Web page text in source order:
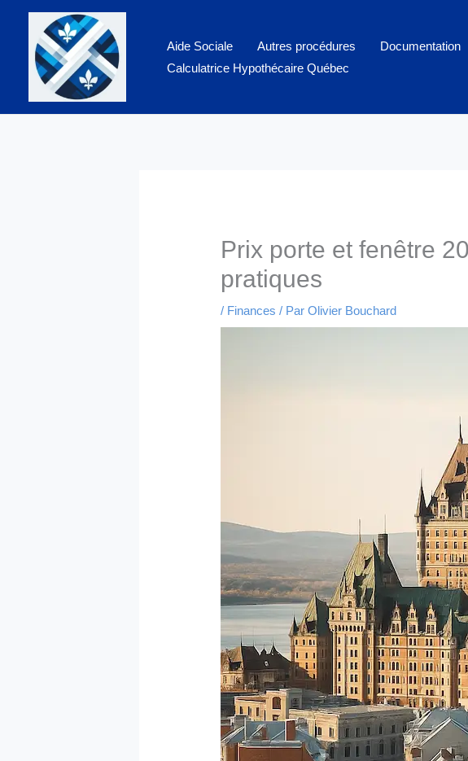
contenu
Aide Sociale Autres procédures Documentation
Calculatrice Hypothécaire Québec
Prix porte et fenêtre
pratiques
/ Finances / ParOlivier Bouchard